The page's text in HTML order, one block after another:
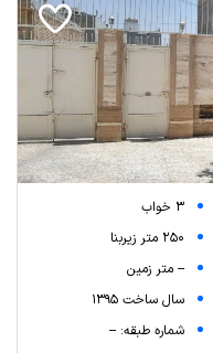
3 خواب
250 متر زیربنا
-- متر زمین
سال ساخت 1395
شماره طبقه: --